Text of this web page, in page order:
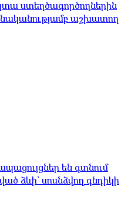
ստեղծագործողներին
աշխատող
են գտնում
ձևի՝ սոսնձվող գնդիկի